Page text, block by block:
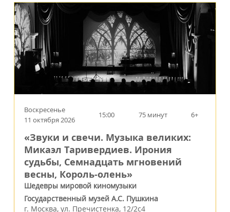
Воскресенье
11 октября 2026
15:00 75 минут 6+
«Звуки и свечи. Музыка великих:
Микаэл Таривердиев. Ирония
судьбы, Семнадцать мгновений
весны, Король‑олень»
Шедевры мировой киномузыки
Государственный музей А.С. Пушкина
г. Москва, ул. Пречистенка, 12/2c4